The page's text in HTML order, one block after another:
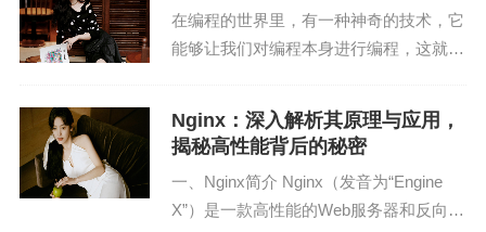
4. 良好的社区支持
这里找到丰富的资源，如教程、插件、示例等。此
外，社区成员也会积极解答新手的问题，帮助开发
者快速上手。
在编程的世界里，有一种神奇的技术，它
能够让我们对编程本身进行编程，这就是
助我们提高编程效率，简化编程过程。那
么，元编程究竟是什...
Nginx：深入解析其原理与应用，
揭秘高性能背后的秘密
一、Nginx简介 Nginx（发音为“Engine
X”）是一款高性能的Web服务器和反向代